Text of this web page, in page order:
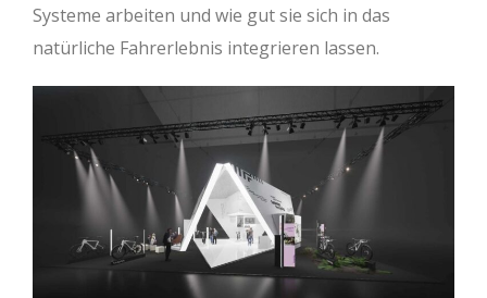
Systeme arbeiten und wie gut sie sich in das
natürliche Fahrerlebnis integrieren lassen.